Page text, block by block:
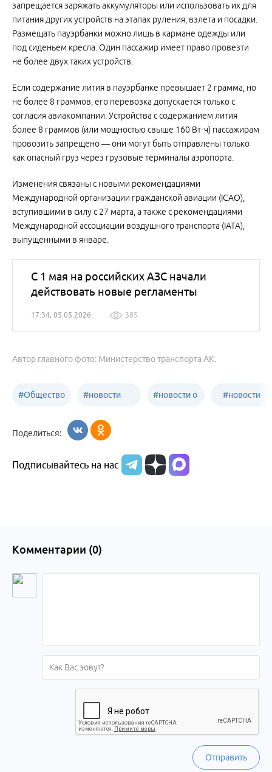
запрещается заряжать аккумуляторы или использовать их для
питания других устройств на этапах руления, взлета и посадки.
Размещать пауэрбанки можно лишь в кармане одежды или
под сиденьем кресла. Один пассажир имеет право провезти
не более двух таких устройств.
Если содержание лития в пауэрбанке превышает 2 грамма, но
не более 8 граммов, его перевозка допускается только с
согласия авиакомпании. Устройства с содержанием лития
более 8 граммов (или мощностью свыше 160 Вт·ч) пассажирам
провозить запрещено — они могут быть отправлены только
как опасный груз через грузовые терминалы аэропорта.
Изменения связаны с новыми рекомендациями
Международной организации гражданской авиации (ICAO),
вступившими в силу с 27 марта, а также с рекомендациями
Международной ассоциации воздушного транспорта (IATA),
выпущенными в январе.
С 1 мая на российских АЗС начали
действовать новые регламенты
17:34, 05.05.2026 385
Автор главного фото: Министерство транспорта АК.
#Общество #новости
образования
#новости о
Алтайского
#новости
Поделиться:
Подписывайтесь на нас
Комментарии (0)
Отправить